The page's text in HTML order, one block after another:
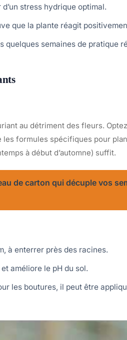
stress hydrique optimal.
que la plante réagit
quelques semaines de pratique
au détriment des fleurs.
les formules spécifiques pour
à début d’automne) suffit.
de carton qui décuple vos
à enterrer près des racines.
améliore le pH du sol.
les boutures, il peut être